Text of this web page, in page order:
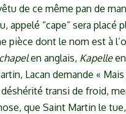
de ce même pan de
appelé “cape” sera placé
pièce dont le nom est à
chapelen anglais, Kapelleen
Lacan demande «
transi de froid,
que Saint Martin le